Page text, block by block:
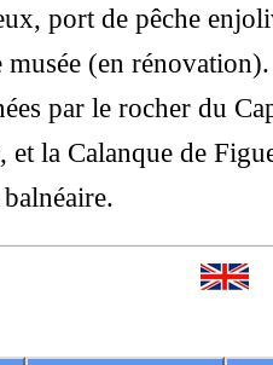
port de pêche
musée (en
par le rocher du
la Calanque de